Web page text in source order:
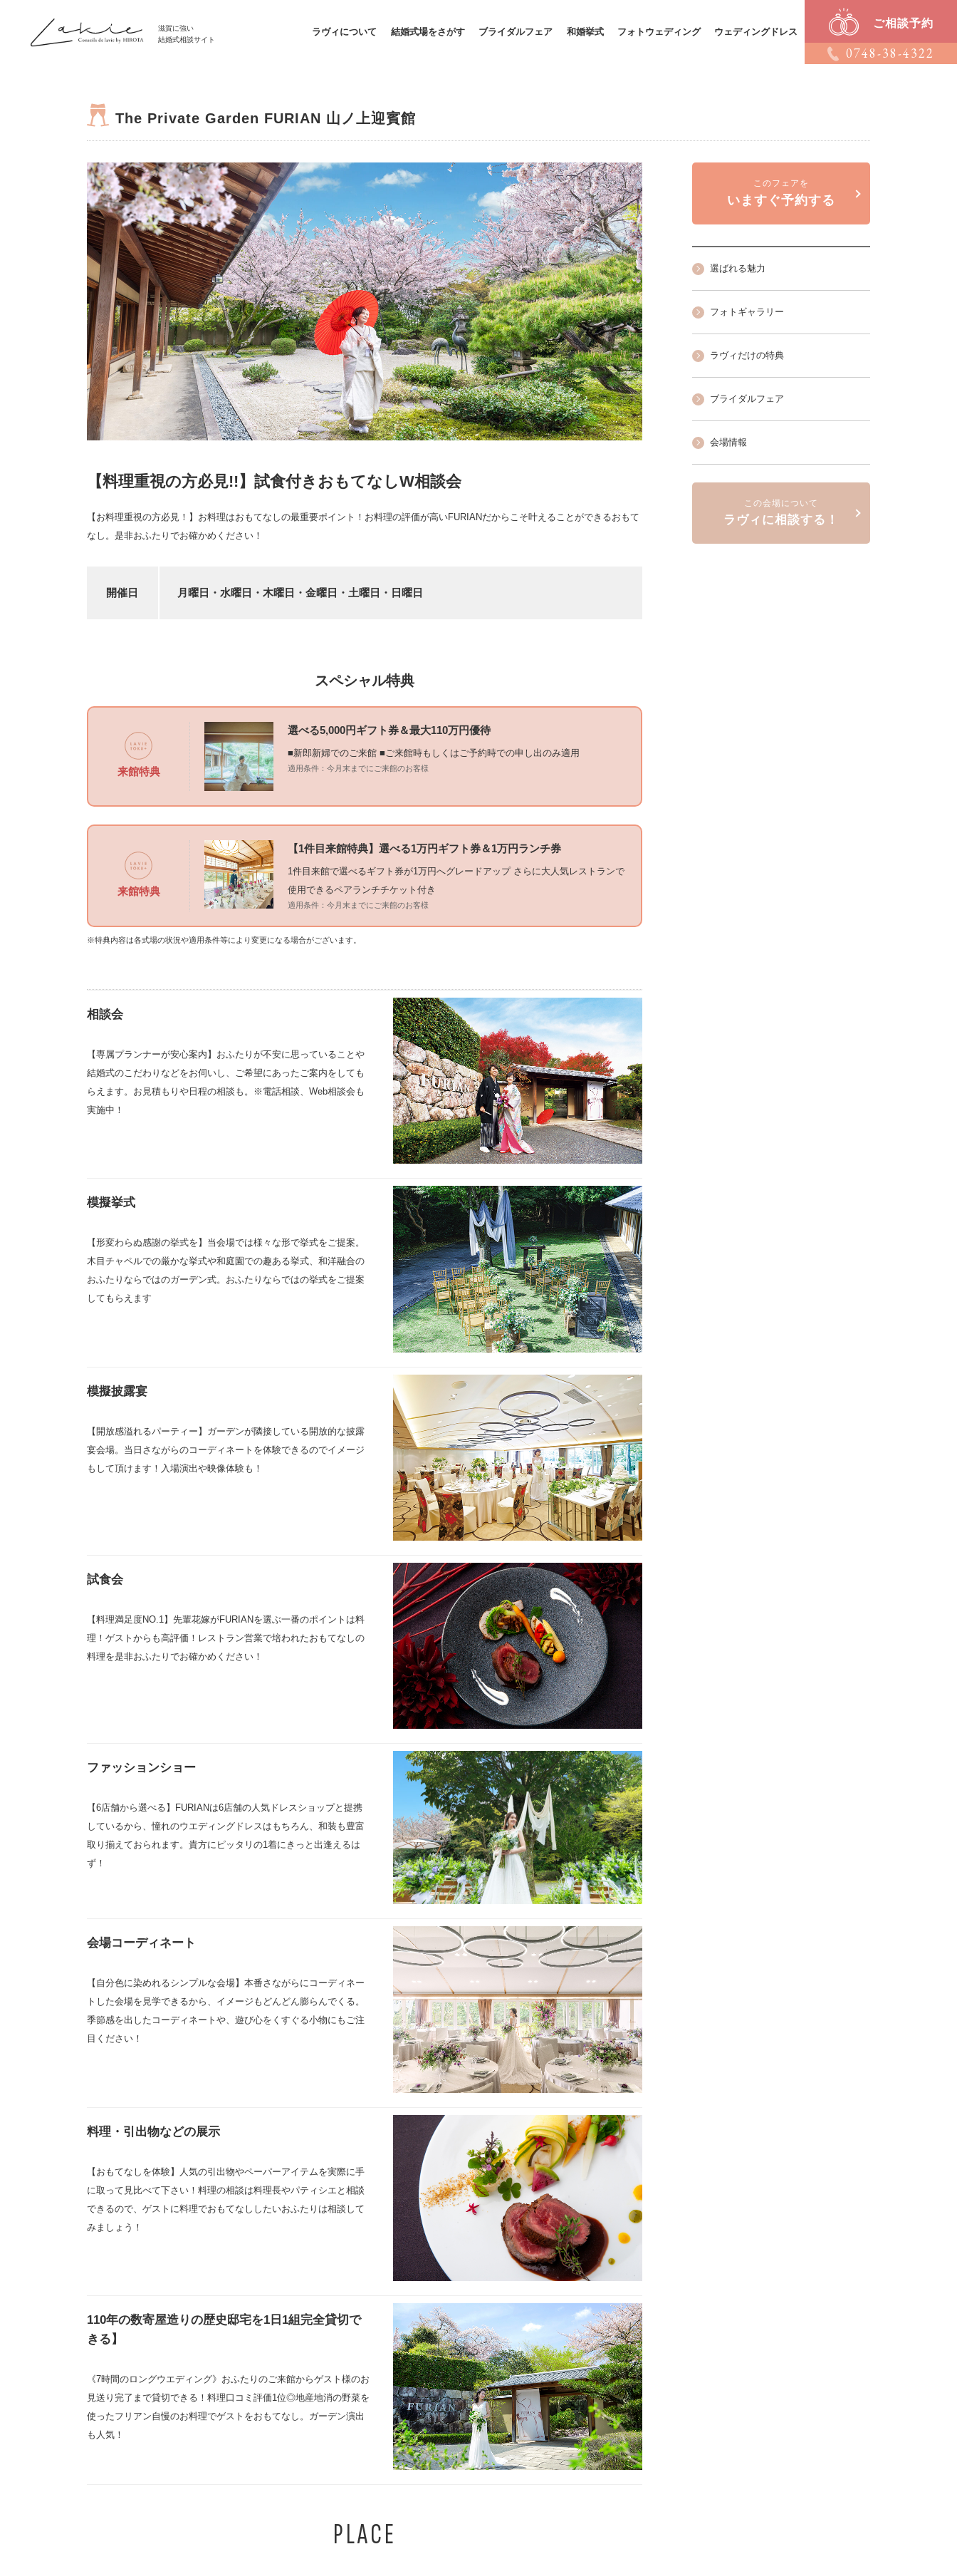
滋賀に強い
結婚式相談サイト
ご相談予約
0748-38-4322
ラヴィについて 結婚式場をさがす ブライダルフェア 和婚挙式 フォトウェディング ウェディングドレス
The Private Garden FURIAN 山ノ上迎賓館
【料理重視の方必見!!】試食付きおもてなしW相談会
【お料理重視の方必見！】お料理はおもてなしの最重要ポイント！お料理の評価が高いFURIANだからこそ叶えることができるおもて
なし。是非おふたりでお確かめください！
開催日 月曜日・水曜日・木曜日・金曜日・土曜日・日曜日
スペシャル特典
来館特典
選べる5,000円ギフト券＆最大110万円優待
■新郎新婦でのご来館 ■ご来館時もしくはご予約時での申し出のみ適用
適用条件：今月末までにご来館のお客様
来館特典
【1件目来館特典】選べる1万円ギフト券＆1万円ランチ券
1件目来館で選べるギフト券が1万円へグレードアップ さらに大人気レストランで
使用できるペアランチチケット付き
適用条件：今月末までにご来館のお客様
※特典内容は各式場の状況や適用条件等により変更になる場合がございます。
相談会
【専属プランナーが安心案内】おふたりが不安に思っていることや
結婚式のこだわりなどをお伺いし、ご希望にあったご案内をしても
らえます。お見積もりや日程の相談も。※電話相談、Web相談会も
実施中！
模擬挙式
【形変わらぬ感謝の挙式を】当会場では様々な形で挙式をご提案。
木目チャペルでの厳かな挙式や和庭園での趣ある挙式、和洋融合の
おふたりならではのガーデン式。おふたりならではの挙式をご提案
してもらえます
模擬披露宴
【開放感溢れるパーティー】ガーデンが隣接している開放的な披露
宴会場。当日さながらのコーディネートを体験できるのでイメージ
もして頂けます！入場演出や映像体験も！
試食会
【料理満足度NO.1】先輩花嫁がFURIANを選ぶ一番のポイントは料
理！ゲストからも高評価！レストラン営業で培われたおもてなしの
料理を是非おふたりでお確かめください！
ファッションショー
【6店舗から選べる】FURIANは6店舗の人気ドレスショップと提携
しているから、憧れのウエディングドレスはもちろん、和装も豊富
取り揃えておられます。貴方にピッタリの1着にきっと出逢えるは
ず！
会場コーディネート
【自分色に染めれるシンプルな会場】本番さながらにコーディネー
トした会場を見学できるから、イメージもどんどん膨らんでくる。
季節感を出したコーディネートや、遊び心をくすぐる小物にもご注
目ください！
料理・引出物などの展示
【おもてなしを体験】人気の引出物やペーパーアイテムを実際に手
に取って見比べて下さい！料理の相談は料理長やパティシエと相談
できるので、ゲストに料理でおもてなししたいおふたりは相談して
みましょう！
110年の数寄屋造りの歴史邸宅を1日1組完全貸切で
きる】
《7時間のロングウエディング》おふたりのご来館からゲスト様のお
見送り完了まで貸切できる！料理口コミ評価1位◎地産地消の野菜を
使ったフリアン自慢のお料理でゲストをおもてなし。ガーデン演出
も人気！
PLACE
このフェアを
いますぐ予約する
選ばれる魅力
フォトギャラリー
ラヴィだけの特典
ブライダルフェア
会場情報
この会場について
ラヴィに相談する！